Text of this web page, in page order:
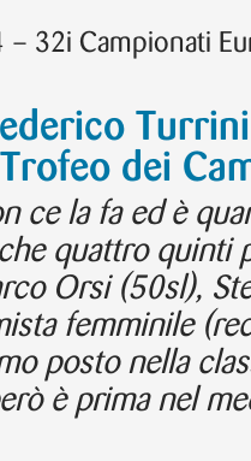
– 32i Campionati
dei
ce la fa ed è
quattro quinti
Orsi (50sl),
femminile
posto nella
è prima nel